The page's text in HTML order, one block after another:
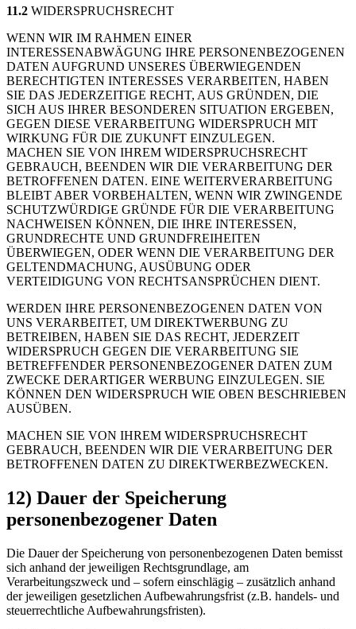
11.2 WIDERSPRUCHSRECHT
WENN WIR IM RAHMEN EINER
INTERESSENABWÄGUNG IHRE PERSONENBEZOGENEN
DATEN AUFGRUND UNSERES ÜBERWIEGENDEN
BERECHTIGTEN INTERESSES VERARBEITEN, HABEN
SIE DAS JEDERZEITIGE RECHT, AUS GRÜNDEN, DIE
SICH AUS IHRER BESONDEREN SITUATION ERGEBEN,
GEGEN DIESE VERARBEITUNG WIDERSPRUCH MIT
WIRKUNG FÜR DIE ZUKUNFT EINZULEGEN.
MACHEN SIE VON IHREM WIDERSPRUCHSRECHT
GEBRAUCH, BEENDEN WIR DIE VERARBEITUNG DER
BETROFFENEN DATEN. EINE WEITERVERARBEITUNG
BLEIBT ABER VORBEHALTEN, WENN WIR ZWINGENDE
SCHUTZWÜRDIGE GRÜNDE FÜR DIE VERARBEITUNG
NACHWEISEN KÖNNEN, DIE IHRE INTERESSEN,
GRUNDRECHTE UND GRUNDFREIHEITEN
ÜBERWIEGEN, ODER WENN DIE VERARBEITUNG DER
GELTENDMACHUNG, AUSÜBUNG ODER
VERTEIDIGUNG VON RECHTSANSPRÜCHEN DIENT.
WERDEN IHRE PERSONENBEZOGENEN DATEN VON
UNS VERARBEITET, UM DIREKTWERBUNG ZU
BETREIBEN, HABEN SIE DAS RECHT, JEDERZEIT
WIDERSPRUCH GEGEN DIE VERARBEITUNG SIE
BETREFFENDER PERSONENBEZOGENER DATEN ZUM
ZWECKE DERARTIGER WERBUNG EINZULEGEN. SIE
KÖNNEN DEN WIDERSPRUCH WIE OBEN BESCHRIEBEN
AUSÜBEN.
MACHEN SIE VON IHREM WIDERSPRUCHSRECHT
GEBRAUCH, BEENDEN WIR DIE VERARBEITUNG DER
BETROFFENEN DATEN ZU DIREKTWERBEZWECKEN.
12) Dauer der Speicherung
personenbezogener Daten
Die Dauer der Speicherung von personenbezogenen Daten bemisst
sich anhand der jeweiligen Rechtsgrundlage, am
Verarbeitungszweck und – sofern einschlägig – zusätzlich anhand
der jeweiligen gesetzlichen Aufbewahrungsfrist (z.B. handels- und
steuerrechtliche Aufbewahrungsfristen).